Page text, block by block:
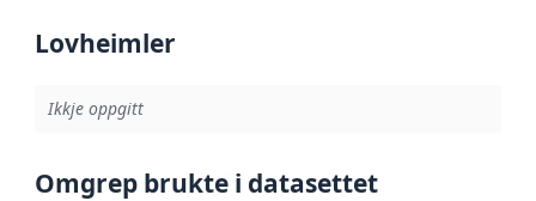
Lovheimler
Ikkje oppgitt
Omgrep brukte i datasettet